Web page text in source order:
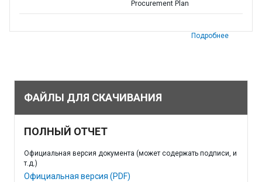
Procurement Plan
Подробнее
ФАЙЛЫ ДЛЯ СКАЧИВАНИЯ
ПОЛНЫЙ ОТЧЕТ
Официальная версия документа (может содержать подписи, и
т.д.)
Официальная версия (PDF)